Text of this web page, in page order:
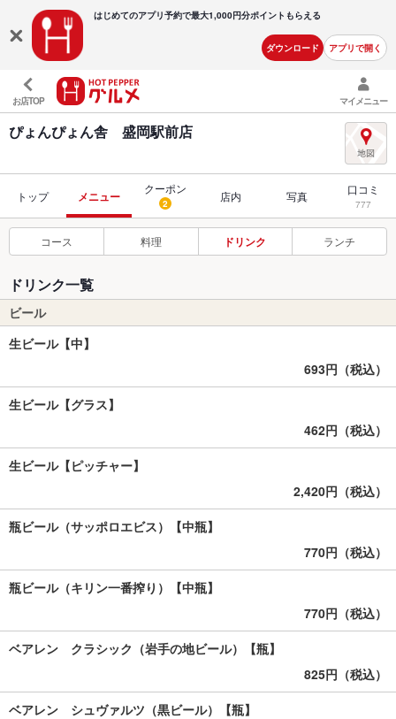
はじめてのアプリ予約で最大1,000円分ポイントもらえる
ダウンロード アプリで開く
お店TOP マイメニュー
ぴょんぴょん舎 盛岡駅前店
トップ メニュー
クーポン
2 店内 写真 口コミ
777
コース 料理 ドリンク ランチ
ドリンク一覧
ビール
生ビール【中】
693円（税込）
生ビール【グラス】
462円（税込）
生ビール【ピッチャー】
2,420円（税込）
瓶ビール（サッポロエビス）【中瓶】
770円（税込）
瓶ビール（キリン一番搾り）【中瓶】
770円（税込）
ベアレン クラシック（岩手の地ビール）【瓶】
825円（税込）
ベアレン シュヴァルツ（黒ビール）【瓶】